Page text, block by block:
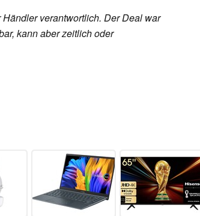
verantwortlich. Der Deal war
kann aber zeitlich oder